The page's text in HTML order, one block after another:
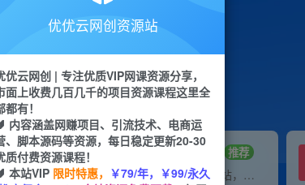
引流 小红书 短视频
VIP推广
70%分佣
员专属推广链接
招募站长 推荐
搭建同款网站，自己当老板
优优云网创资源站
优云网创 | 专注优质VIP网课资源分享，
面上收费几百几千的项目资源课程这里全
都有！
内容涵盖网赚项目、引流技术、电商运
、脚本源码等资源，每日稳定更新20-30
质付费资源课程！
本站VIP 限时特惠， ￥79/年，￥99/永久